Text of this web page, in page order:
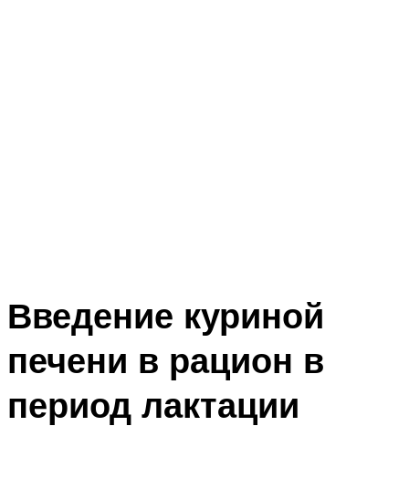
Введение куриной
печени в рацион в
период лактации